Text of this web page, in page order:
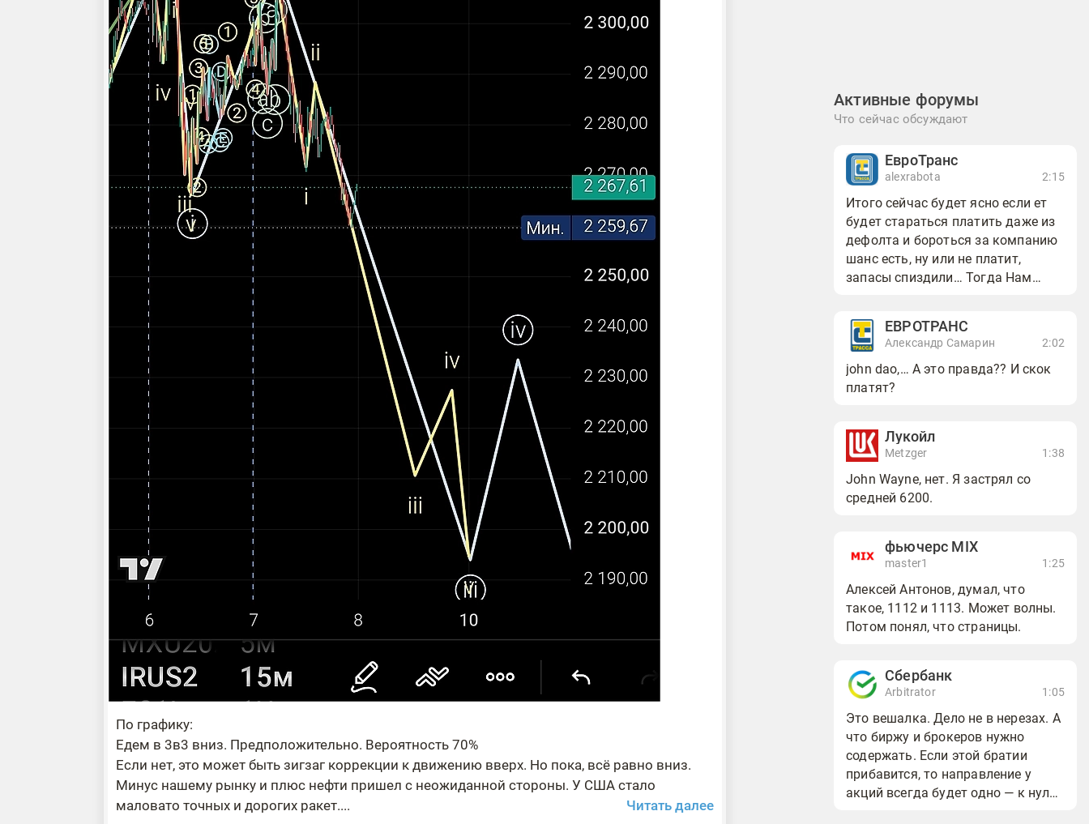
По графику:
Едем в 3в3 вниз. Предположительно. Вероятность 70%
Если нет, это может быть зигзаг коррекции к движению вверх. Но пока, всё равно вниз.
Минус нашему рынку и плюс нефти пришел с неожиданной стороны. У США стало
маловато точных и дорогих ракет....
Читать далее
Активные форумы
Что сейчас обсуждают
ЕвроТранс
alexrabota 2:15
Итого сейчас будет ясно если ет
будет стараться платить даже из
дефолта и бороться за компанию
шанс есть, ну или не платит,
запасы спиздили… Тогда Нам
ЕВРОТРАНС
Александр Самарин 2:02
john dao,… А это правда?? И скок
платят?
Лукойл
Metzger 1:38
John Wayne, нет. Я застрял со
средней 6200.
фьючерс MIX
master1 1:25
Алексей Антонов, думал, что
такое, 1112 и 1113. Может волны.
Потом понял, что страницы.
Сбербанк
Arbitrator 1:05
Это вешалка. Дело не в нерезах. А
что биржу и брокеров нужно
содержать. Если этой братии
прибавится, то направление у
акций всегда будет одно — к нулю.